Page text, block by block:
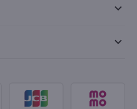
keyboard_arrow_down
keyboard_arrow_down